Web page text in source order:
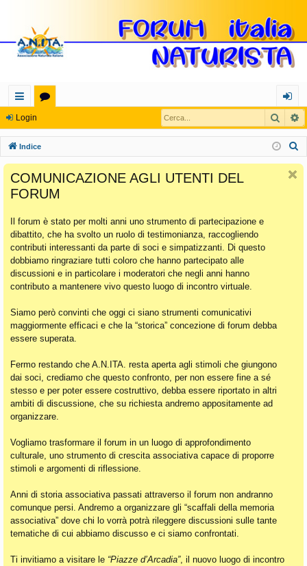
oll
eg
a
m
en
ti
Ra
pi
di
u
m
og
in
Login Cerca
Indice
COMUNICAZIONE AGLI UTENTI DEL
FORUM
Il forum è stato per molti anni uno strumento di partecipazione e
dibattito, che ha svolto un ruolo di testimonianza, raccogliendo
contributi interessanti da parte di soci e simpatizzanti. Di questo
dobbiamo ringraziare tutti coloro che hanno partecipato alle
discussioni e in particolare i moderatori che negli anni hanno
contributo a mantenere vivo questo luogo di incontro virtuale.
Siamo però convinti che oggi ci siano strumenti comunicativi
maggiormente efficaci e che la “storica” concezione di forum debba
essere superata.
Fermo restando che A.N.ITA. resta aperta agli stimoli che giungono
dai soci, crediamo che questo confronto, per non essere fine a sé
stesso e per poter essere costruttivo, debba essere riportato in altri
ambiti di discussione, che su richiesta andremo appositamente ad
organizzare.
Vogliamo trasformare il forum in un luogo di approfondimento
culturale, uno strumento di crescita associativa capace di proporre
stimoli e argomenti di riflessione.
Anni di storia associativa passati attraverso il forum non andranno
comunque persi. Andremo a organizzare gli “scaffali della memoria
associativa” dove chi lo vorrà potrà rileggere discussioni sulle tante
tematiche di cui abbiamo discusso e ci siamo confrontati.
Ti invitiamo a visitare le “Piazze d’Arcadia”, il nuovo luogo di incontro